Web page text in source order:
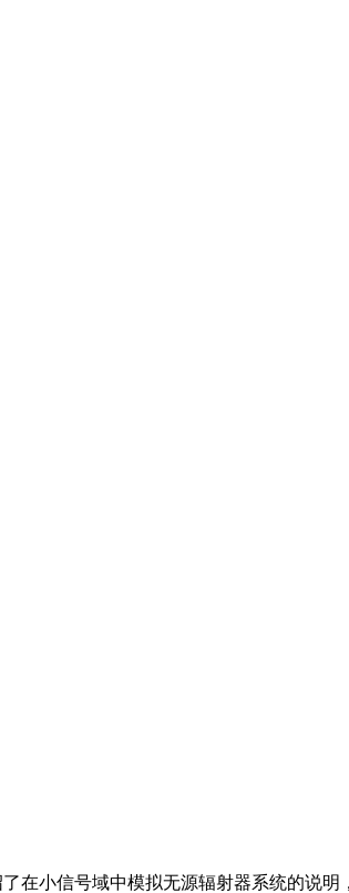
在小信号域中模拟无源辐射器系统的说明